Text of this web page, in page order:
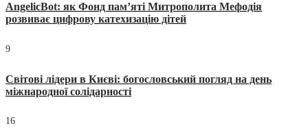
AngelicBot: як Фонд пам’яті Митрополита Мефодія
розвиває цифрову катехизацію дітей
9
Світові лідери в Києві: богословський погляд на день
міжнародної солідарності
16